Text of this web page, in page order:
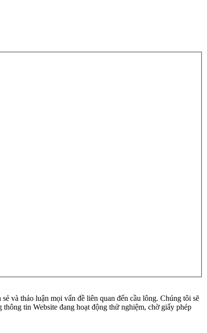
và thảo luận mọi vấn đề liên quan đến cầu lông. Chúng tôi sẽ
tin Website đang hoạt động thử nghiệm, chờ giấy phép